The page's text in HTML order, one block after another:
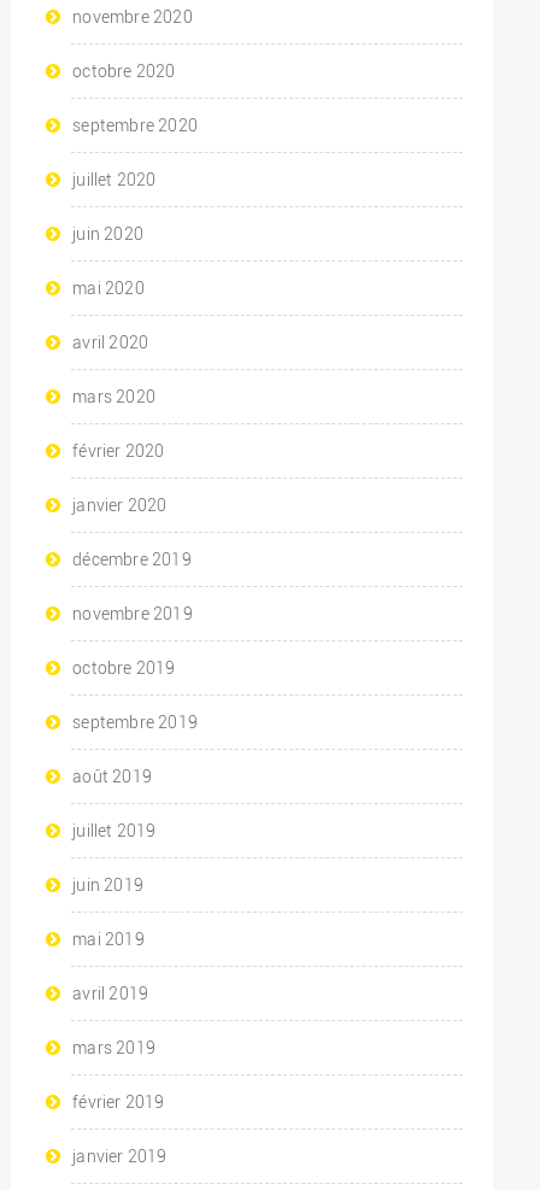
novembre 2020
octobre 2020
septembre 2020
juillet 2020
juin 2020
mai 2020
avril 2020
mars 2020
février 2020
janvier 2020
décembre 2019
novembre 2019
octobre 2019
septembre 2019
août 2019
juillet 2019
juin 2019
mai 2019
avril 2019
mars 2019
février 2019
janvier 2019